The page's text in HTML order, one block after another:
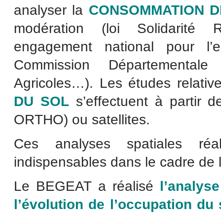
analyser la CONSOMMATION
modération (loi Solidarité
engagement national pour
Commission
Agricoles…). Les études
DU SOLs’effectuent à partir
ORTHO) ou satellites.
Ces analyses spatiales
indispensables dans le cadre de
Le BEGEAT a réalisé
l’évolution de l’occupation du